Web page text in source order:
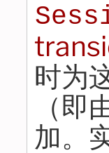
时为
（
加。